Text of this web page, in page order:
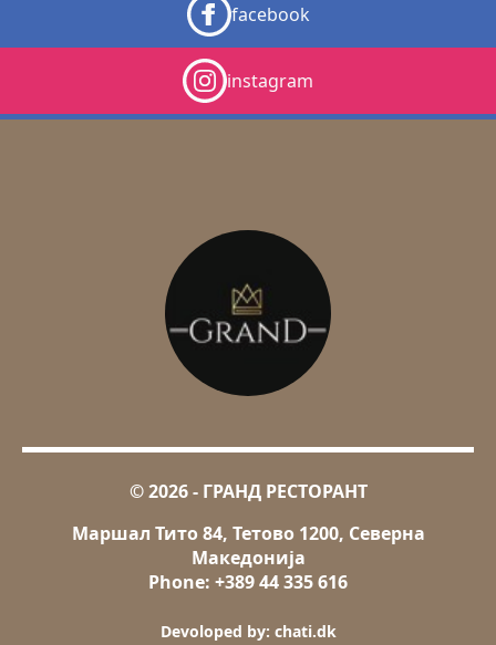
facebook
instagram
© 2026 - ГРАНД РЕСТОРАНТ
Маршал Тито 84, Тетово 1200, Северна
Македонија
Phone: +389 44 335 616
Devoloped by: chati.dk